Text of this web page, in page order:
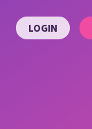
LOGIN